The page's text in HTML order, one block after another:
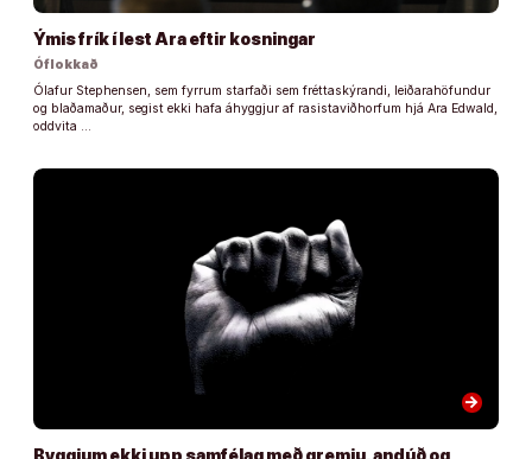
Ýmis frík í lest Ara eftir kosningar
Óflokkað
Ólafur Stephensen, sem fyrrum starfaði sem fréttaskýrandi, leiðarahöfundur
og blaðamaður, segist ekki hafa áhyggjur af rasistaviðhorfum hjá Ara Edwald,
oddvita …
arrow_forward
Byggjum ekki upp samfélag með gremju, andúð og